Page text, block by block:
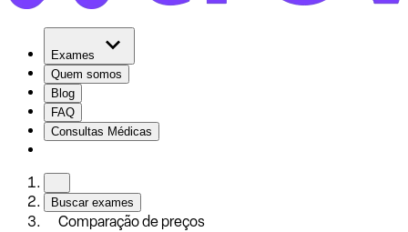
Exames
Quem somos
Blog
FAQ
Consultas Médicas
Buscar exames
Comparação de preços